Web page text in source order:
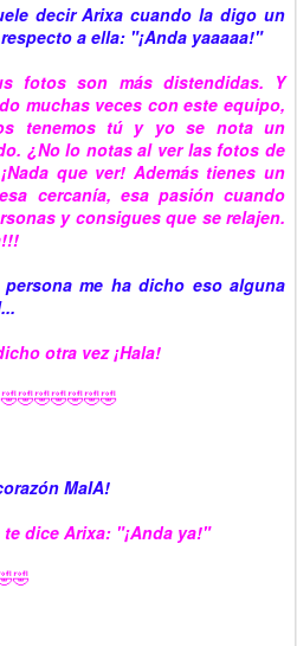
decir Arixa cuando la digo un
a ella: "¡Anda yaaaaa!"
fotos son más distendidas. Y
muchas veces con este equipo,
tenemos tú y yo se nota un
¿No lo notas al ver las fotos de
que ver! Además tienes un
cercanía, esa pasión cuando
y consigues que se relajen.
me ha dicho eso alguna
otra vez ¡Hala!
MaIA!
te dice Arixa: "¡Anda ya!"